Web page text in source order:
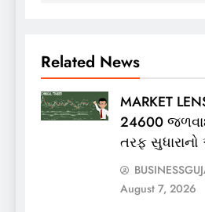
Related News
MARKET
24600
તરફ
August 7, 2026